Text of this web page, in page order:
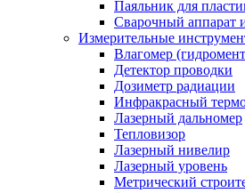
Паяльник для
Сварочный аппарат
Измерительные
Влагомер
Детектор проводки
Дозиметр радиации
Инфракрасный
Лазерный дальномер
Тепловизор
Лазерный нивелир
Лазерный уровень
Метрический